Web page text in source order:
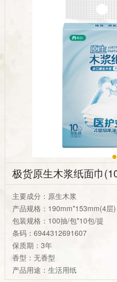
极货原生木浆纸面巾
主要成分：原生木浆
产品规格：190mm*153mm(4层)
包装规格：100抽/包*10包/提
条码：6944312691607
保质期：3年
香型：无香型
产品用途：生活用纸